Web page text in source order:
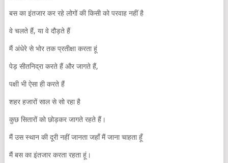
बस का इंतजार कर रहे लोगों की किसी को परवाह नहीं है
वे चलते हैं, या वे दौड़ते हैं
मैं अंधेरे से भोर तक प्रतीक्षा करता हूं
पेड़ सीतनिद्रा करते हैं और जागते हैं,
पक्षी भी ऐसा ही करते हैं
शहर हजारों साल से सो रहा है
कुछ सितारों को छोड़कर जागते रहते हैं।
मैं उस स्थान की दूरी नहीं जानता जहाँ मैं जाना चाहता हूँ
मैं बस का इंतजार करता रहता हूं।